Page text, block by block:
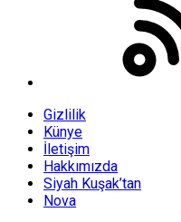
Gizlilik
Künye
İletişim
Hakkımızda
Siyah Kuşak’tan
Nova